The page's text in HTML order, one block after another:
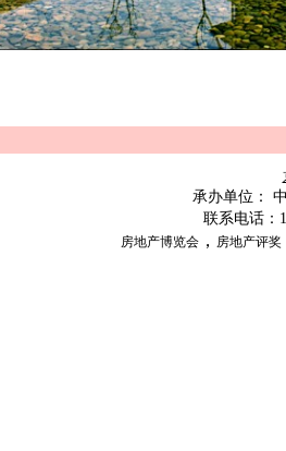
承办单位：
联系电话：
房地产博览会 ， 房地产评奖